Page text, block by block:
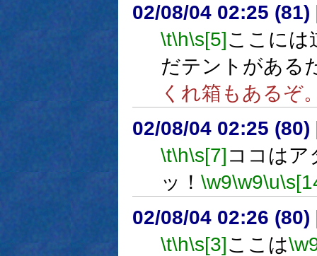
02/08/04 02:25 (81)
\t\h\s[5]ここには
だテントがある
くれ箱もあるぞ
02/08/04 02:25 (80)
\t\h\s[7]ココは
ッ！ \w9\w9\u
02/08/04 02:26 (80)
\t\h\s[3]ここは